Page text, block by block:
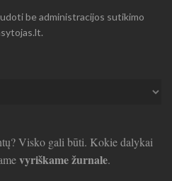
be administracijos sutikimo
Visko gali būti. Kokie dalykai
vyriškame žurnale.